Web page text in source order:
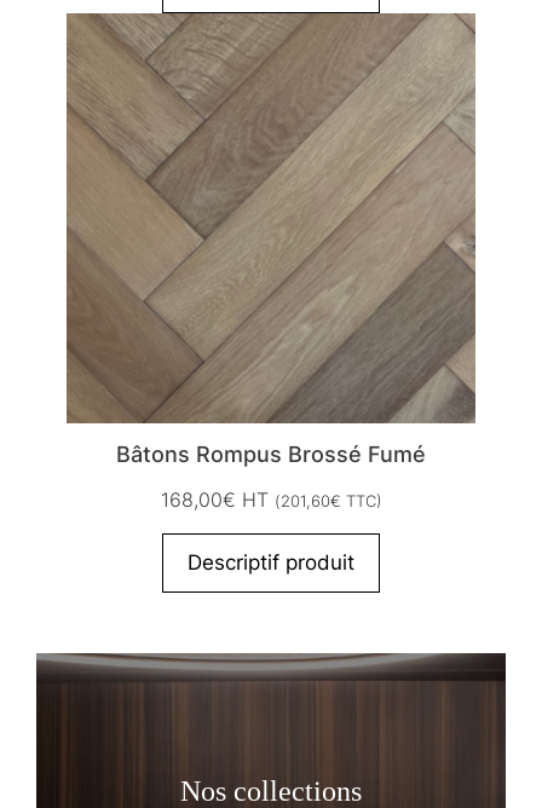
Bâtons Rompus Brossé Fumé
168,00€ HT (201,60€ TTC)
Descriptif produit
Nos collections